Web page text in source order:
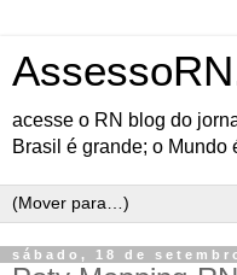
acesse o RN blog do
Brasil é grande; o Mundo
sábado, 18 de